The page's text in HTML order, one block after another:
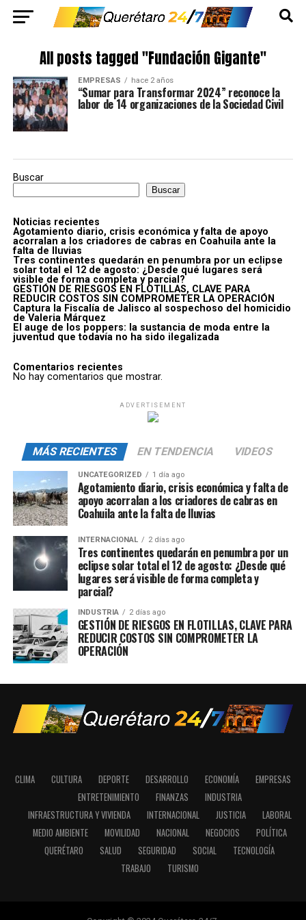
All posts tagged "Fundación Gigante"
EMPRESAS hace 2 años
“Sumar para Transformar 2024” reconoce la
labor de 14 organizaciones de la Sociedad Civil
Buscar
Buscar
Noticias recientes
Agotamiento diario, crisis económica y falta de apoyo
acorralan a los criadores de cabras en Coahuila ante la
falta de lluvias
Tres continentes quedarán en penumbra por un eclipse
solar total el 12 de agosto: ¿Desde qué lugares será
visible de forma completa y parcial?
GESTIÓN DE RIESGOS EN FLOTILLAS, CLAVE PARA
REDUCIR COSTOS SIN COMPROMETER LA OPERACIÓN
Captura la Fiscalía de Jalisco al sospechoso del homicidio
de Valeria Márquez
El auge de los poppers: la sustancia de moda entre la
juventud que todavía no ha sido ilegalizada
Comentarios recientes
No hay comentarios que mostrar.
ADVERTISEMENT
MÁS RECIENTES EN TENDENCIA VIDEOS
UNCATEGORIZED 1 día ago
Agotamiento diario, crisis económica y falta de
apoyo acorralan a los criadores de cabras en
Coahuila ante la falta de lluvias
INTERNACIONAL 2 días ago
Tres continentes quedarán en penumbra por un
eclipse solar total el 12 de agosto: ¿Desde qué
lugares será visible de forma completa y
parcial?
INDUSTRIA 2 días ago
GESTIÓN DE RIESGOS EN FLOTILLAS, CLAVE PARA
REDUCIR COSTOS SIN COMPROMETER LA
OPERACIÓN
CLIMA CULTURA DEPORTE DESARROLLO ECONOMÍA
EMPRESAS
ENTRETENIMIENTO
FINANZAS
INDUSTRIA
INFRAESTRUCTURA Y VIVIENDA
INTERNACIONAL JUSTICIA
LABORAL
MEDIO AMBIENTE
MOVILIDAD NACIONAL NEGOCIOS
POLÍTICA
QUERÉTARO
SALUD SEGURIDAD SOCIAL
TECNOLOGÍA
TRABAJO
TURISMO